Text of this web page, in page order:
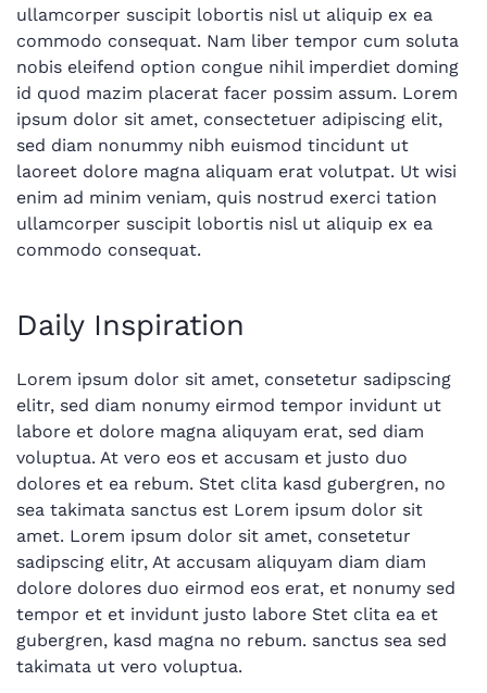
ullamcorper suscipit lobortis nisl ut aliquip ex ea
commodo consequat. Nam liber tempor cum soluta
nobis eleifend option congue nihil imperdiet doming
id quod mazim placerat facer possim assum. Lorem
ipsum dolor sit amet, consectetuer adipiscing elit,
sed diam nonummy nibh euismod tincidunt ut
laoreet dolore magna aliquam erat volutpat. Ut wisi
enim ad minim veniam, quis nostrud exerci tation
ullamcorper suscipit lobortis nisl ut aliquip ex ea
commodo consequat.
Daily Inspiration
Lorem ipsum dolor sit amet, consetetur sadipscing
elitr, sed diam nonumy eirmod tempor invidunt ut
labore et dolore magna aliquyam erat, sed diam
voluptua. At vero eos et accusam et justo duo
dolores et ea rebum. Stet clita kasd gubergren, no
sea takimata sanctus est Lorem ipsum dolor sit
amet. Lorem ipsum dolor sit amet, consetetur
sadipscing elitr, At accusam aliquyam diam diam
dolore dolores duo eirmod eos erat, et nonumy sed
tempor et et invidunt justo labore Stet clita ea et
gubergren, kasd magna no rebum. sanctus sea sed
takimata ut vero voluptua.